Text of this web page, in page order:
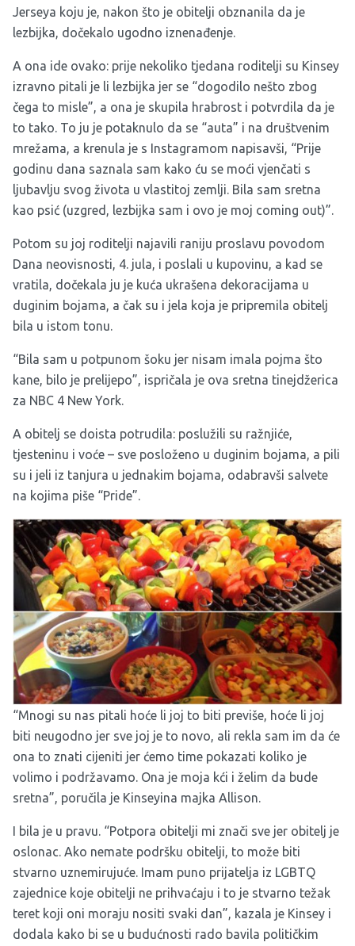
Jerseya koju je, nakon što je obitelji obznanila da je
lezbijka, dočekalo ugodno iznenađenje.
A ona ide ovako: prije nekoliko tjedana roditelji su Kinsey
izravno pitali je li lezbijka jer se “dogodilo nešto zbog
čega to misle”, a ona je skupila hrabrost i potvrdila da je
to tako. To ju je potaknulo da se “auta” i na društvenim
mrežama, a krenula je s Instagramom napisavši, “Prije
godinu dana saznala sam kako ću se moći vjenčati s
ljubavlju svog života u vlastitoj zemlji. Bila sam sretna
kao psić (uzgred, lezbijka sam i ovo je moj coming out)”.
Potom su joj roditelji najavili raniju proslavu povodom
Dana neovisnosti, 4. jula, i poslali u kupovinu, a kad se
vratila, dočekala ju je kuća ukrašena dekoracijama u
duginim bojama, a čak su i jela koja je pripremila obitelj
bila u istom tonu.
“Bila sam u potpunom šoku jer nisam imala pojma što
kane, bilo je prelijepo”, ispričala je ova sretna tinejdžerica
za NBC 4 New York.
A obitelj se doista potrudila: poslužili su ražnjiće,
tjesteninu i voće – sve posloženo u duginim bojama, a pili
su i jeli iz tanjura u jednakim bojama, odabravši salvete
na kojima piše “Pride”.
“Mnogi su nas pitali hoće li joj to biti previše, hoće li joj
biti neugodno jer sve joj je to novo, ali rekla sam im da će
ona to znati cijeniti jer ćemo time pokazati koliko je
volimo i podržavamo. Ona je moja kći i želim da bude
sretna”, poručila je Kinseyina majka Allison.
I bila je u pravu. “Potpora obitelji mi znači sve jer obitelj je
oslonac. Ako nemate podršku obitelji, to može biti
stvarno uznemirujuće. Imam puno prijatelja iz LGBTQ
zajednice koje obitelji ne prihvaćaju i to je stvarno težak
teret koji oni moraju nositi svaki dan”, kazala je Kinsey i
dodala kako bi se u budućnosti rado bavila političkim